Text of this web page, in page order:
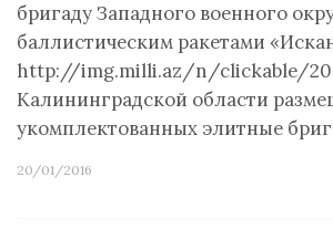
бригаду Западного военного
баллистическим ракетами
http://img.milli.az/n/clickable/
Калининградской области
укомплектованных элитные
20/01/2016